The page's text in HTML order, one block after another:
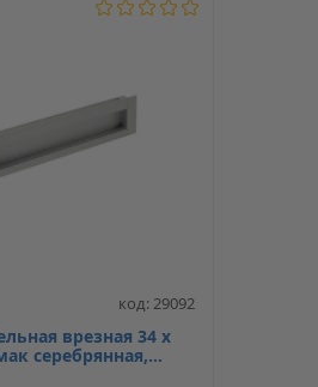
код: 29092
врезная 34 х
серебрянная,